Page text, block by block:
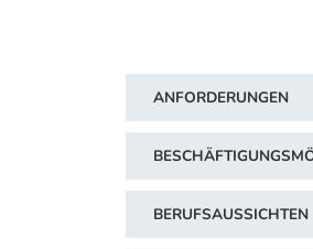
ANFORDERUNGEN
BERUFSAUSSICHTEN